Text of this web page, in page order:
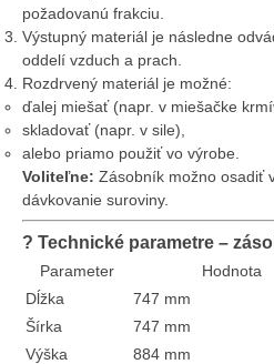
požadovanú frakciu.
Výstupný materiál je následne
oddelí vzduch a prach.
Rozdrvený materiál je možné:
ďalej miešať (napr. v miešačke
skladovať (napr. v sile),
alebo priamo použiť vo výrobe.
Voliteľne: Zásobník možno osadiť
dávkovanie suroviny.
? Technické parametre –
Parameter
Hodnota
Dĺžka
747 mm
Šírka
747 mm
Výška
884 mm